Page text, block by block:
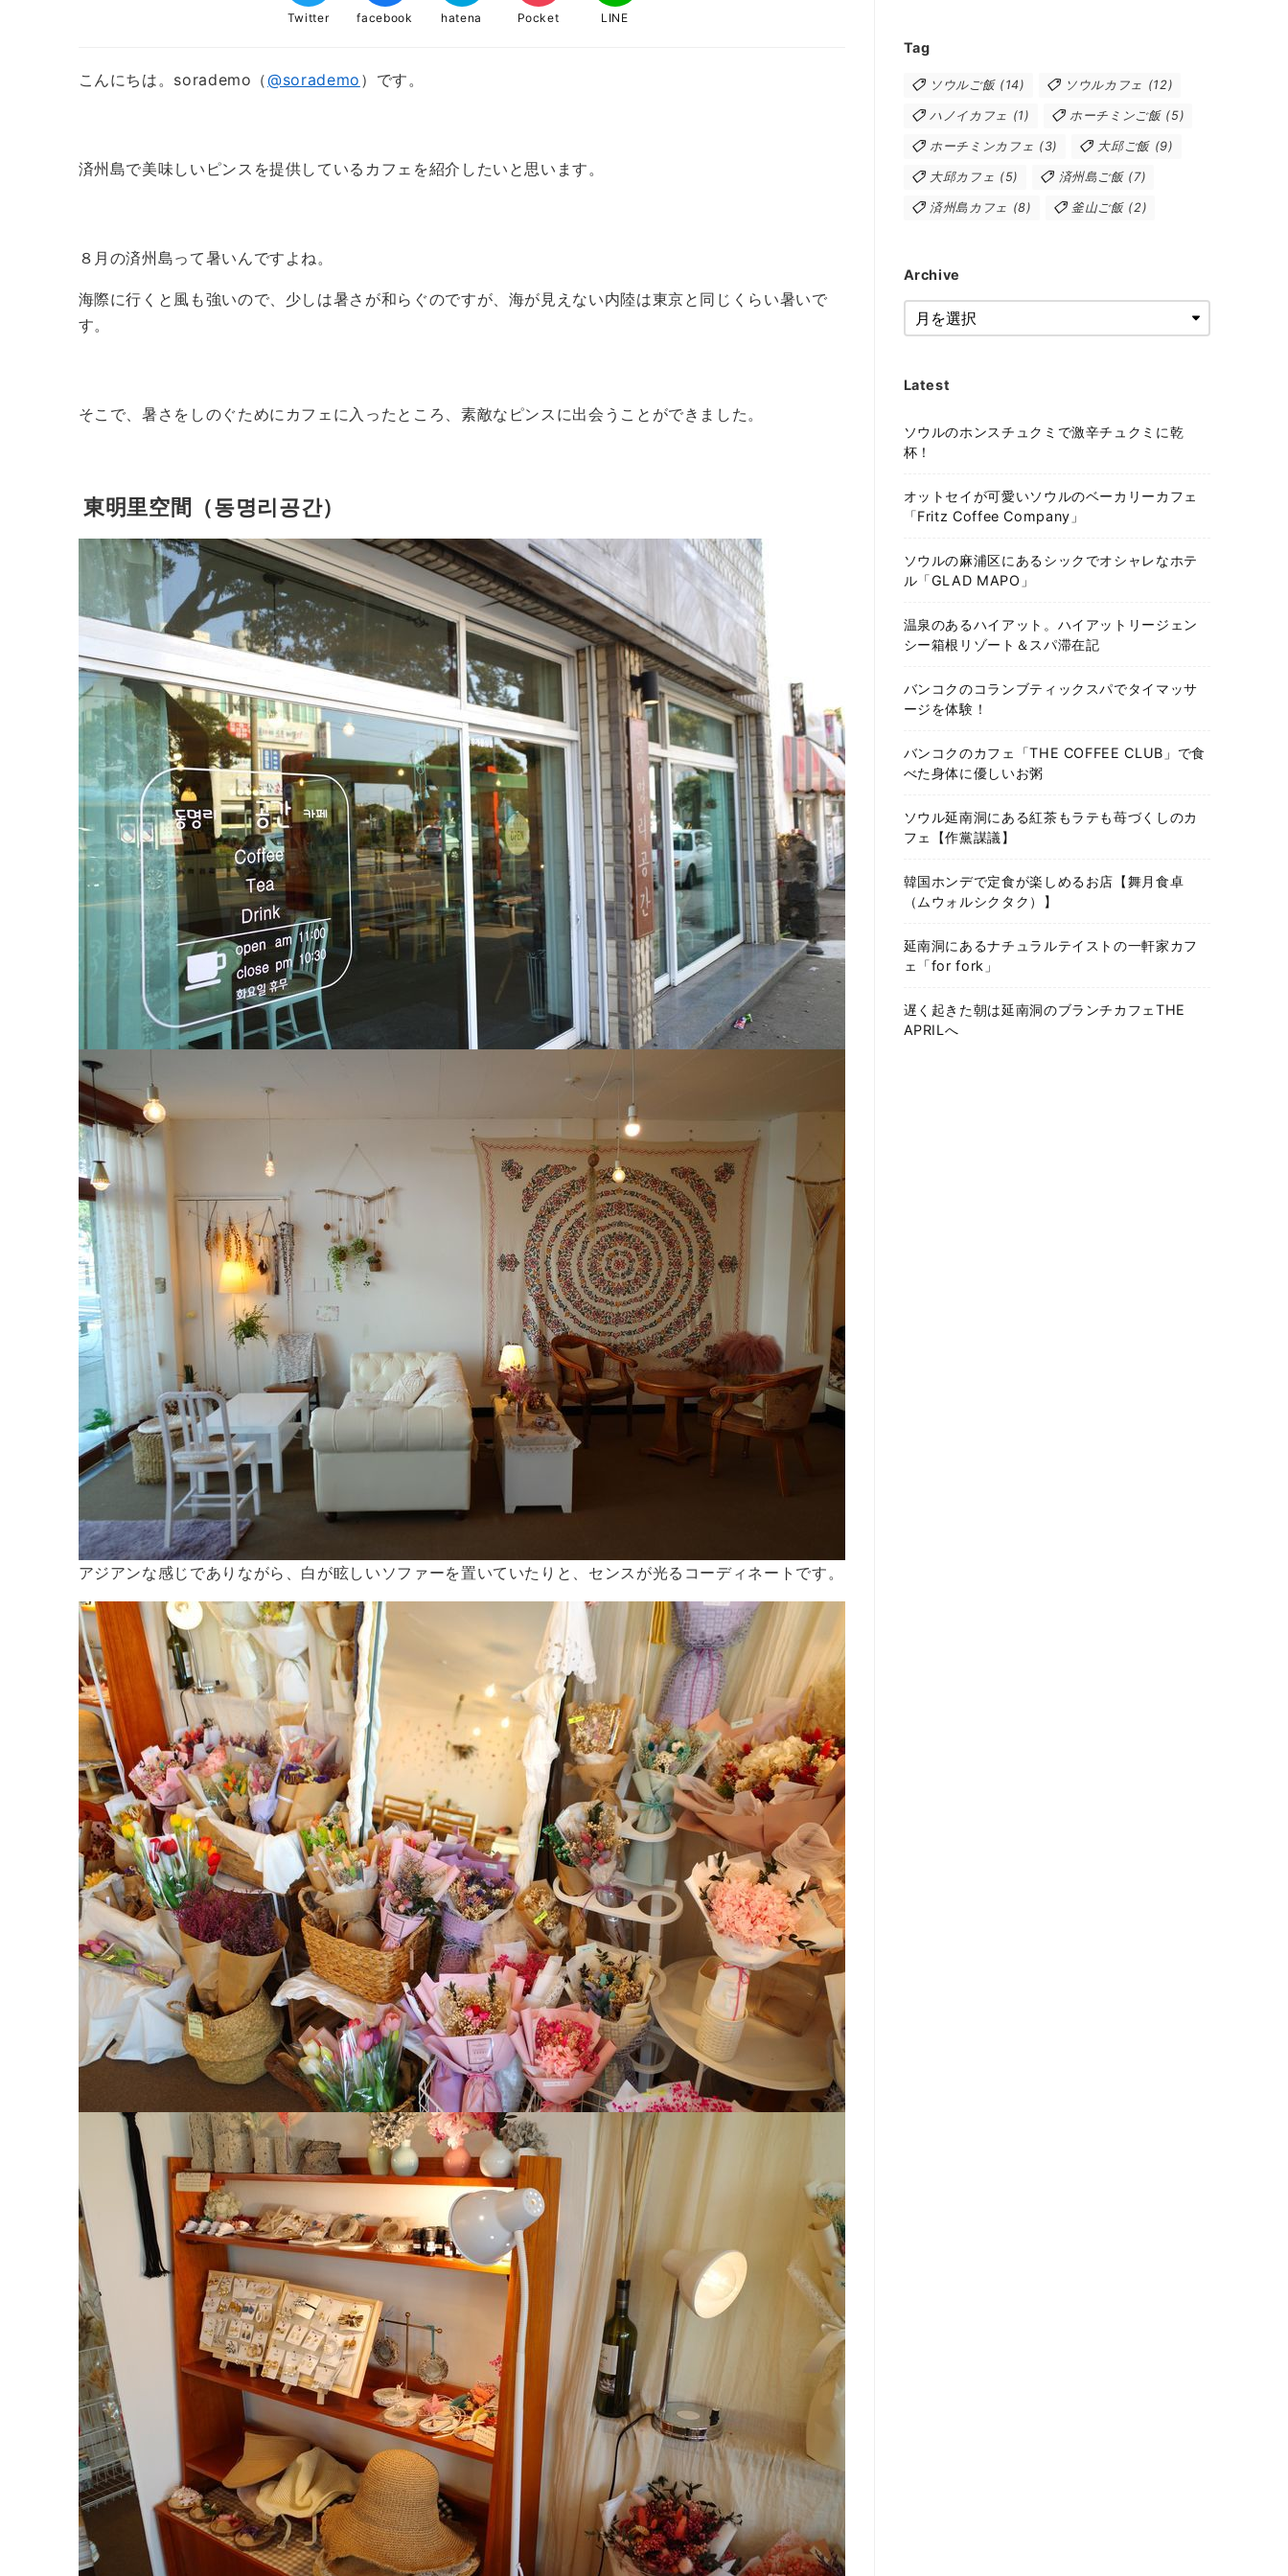
Twitter facebook hatena Pocket LINE
こんにちは。sorademo（@sorademo ）です。
済州島で美味しいピンスを提供しているカフェを紹介したいと思います。
８月の済州島って暑いんですよね。
海際に行くと風も強いので、少しは暑さが和らぐのですが、海が見えない内陸は東京と同じくらい暑いで
す。
そこで、暑さをしのぐためにカフェに入ったところ、素敵なピンスに出会うことができました。
東明里空間（동명리공간）
アジアンな感じでありながら、白が眩しいソファーを置いていたりと、センスが光るコーディネートです。
Tag
ソウルご飯(14) ソウルカフェ (12)
ハノイカフェ (1) ホーチミンご飯(5)
ホーチミンカフェ (3) 大邱ご飯 (9)
大邱カフェ (5) 済州島ご飯(7)
済州島カフェ (8) 釜山ご飯(2)
Archive
Latest
ソウルのホンスチュクミで激辛チュクミに乾
杯！
オットセイが可愛いソウルのベーカリーカフェ
「Fritz Coffee Company」
ソウルの麻浦区にあるシックでオシャレなホテ
ル「GLAD MAPO」
温泉のあるハイアット。ハイアットリージェン
シー箱根リゾート＆スパ滞在記
バンコクのコランブティックスパでタイマッサ
ージを体験！
バンコクのカフェ「THE COFFEE CLUB」で食
べた身体に優しいお粥
ソウル延南洞にある紅茶もラテも苺づくしのカ
フェ【作黨謀議】
韓国ホンデで定食が楽しめるお店【舞月食卓
（ムウォルシクタク）】
延南洞にあるナチュラルテイストの一軒家カフ
ェ「for fork」
遅く起きた朝は延南洞のブランチカフェTHE
APRILへ